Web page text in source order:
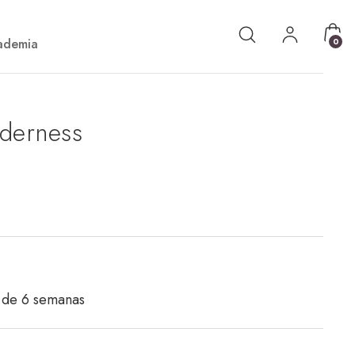
0
6 semanas